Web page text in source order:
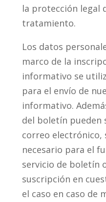
la protección legal
tratamiento.
Los datos
marco de la
informativo se
para el envío de
informativo.
del boletín pueden
correo electrónico,
necesario para el
servicio de boletín
suscripción en
el caso en caso de